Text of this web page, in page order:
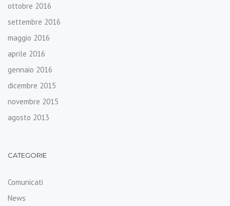
ottobre 2016
settembre 2016
maggio 2016
aprile 2016
gennaio 2016
dicembre 2015
novembre 2015
agosto 2013
CATEGORIE
Comunicati
News